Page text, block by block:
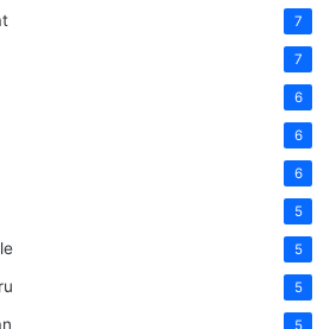
7
7
6
6
6
5
5
5
5